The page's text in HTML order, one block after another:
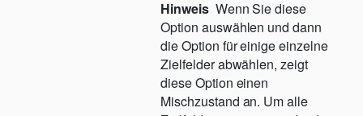
Hinweis Wenn Sie diese
Option auswählen und dann
die Option für einige einzelne
Zielfelder abwählen, zeigt
diese Option einen
Mischzustand an. Um alle